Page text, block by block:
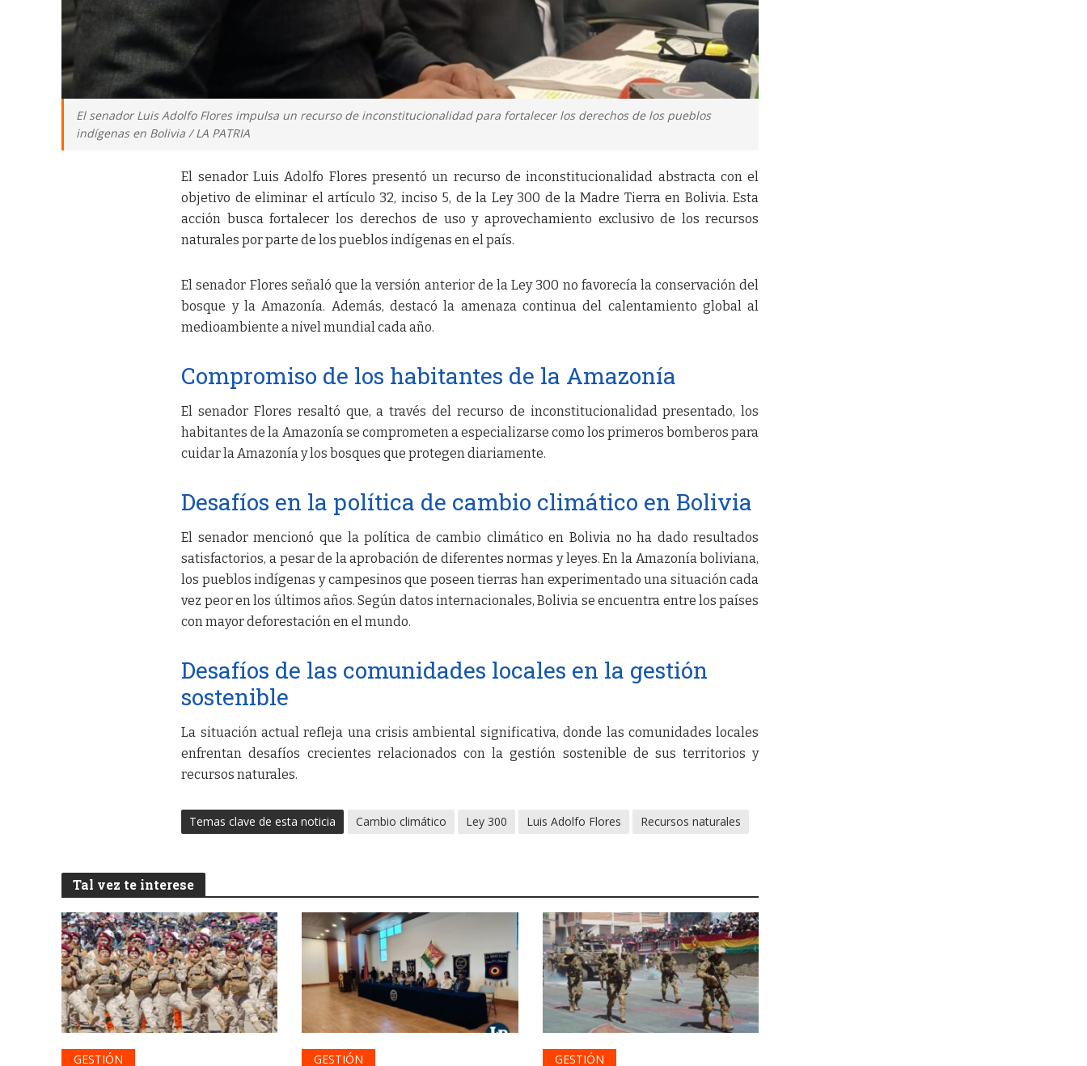
El senador Luis Adolfo Flores impulsa un recurso de inconstitucionalidad para fortalecer los derechos de los pueblos
indígenas en Bolivia / LA PATRIA
El senador Luis Adolfo Flores presentó un recurso de inconstitucionalidad abstracta con el
objetivo de eliminar el artículo 32, inciso 5, de la Ley 300 de la Madre Tierra en Bolivia. Esta
acción busca fortalecer los derechos de uso y aprovechamiento exclusivo de los recursos
naturales por parte de los pueblos indígenas en el país.
El senador Flores señaló que la versión anterior de la Ley 300 no favorecía la conservación del
bosque y la Amazonía. Además, destacó la amenaza continua del calentamiento global al
medioambiente a nivel mundial cada año.
Compromiso de los habitantes de la Amazonía
El senador Flores resaltó que, a través del recurso de inconstitucionalidad presentado, los
habitantes de la Amazonía se comprometen a especializarse como los primeros bomberos para
cuidar la Amazonía y los bosques que protegen diariamente.
Desafíos en la política de cambio climático en Bolivia
El senador mencionó que la política de cambio climático en Bolivia no ha dado resultados
satisfactorios, a pesar de la aprobación de diferentes normas y leyes. En la Amazonía boliviana,
los pueblos indígenas y campesinos que poseen tierras han experimentado una situación cada
vez peor en los últimos años. Según datos internacionales, Bolivia se encuentra entre los países
con mayor deforestación en el mundo.
Desafíos de las comunidades locales en la gestión
sostenible
La situación actual refleja una crisis ambiental significativa, donde las comunidades locales
enfrentan desafíos crecientes relacionados con la gestión sostenible de sus territorios y
recursos naturales.
Temas clave de esta noticia Cambio climático Ley 300 Luis Adolfo Flores Recursos naturales
Tal vez te interese
GESTIÓN GESTIÓN GESTIÓN